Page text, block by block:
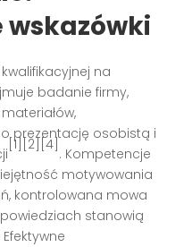
wskazówki
na
badanie firmy,
prezentację osobistą i
[1][2][4]
. Kompetencje
motywowania
kontrolowana mowa
stanowią
Efektywne